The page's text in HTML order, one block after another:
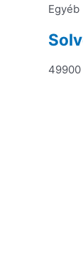
Egyéb
49900